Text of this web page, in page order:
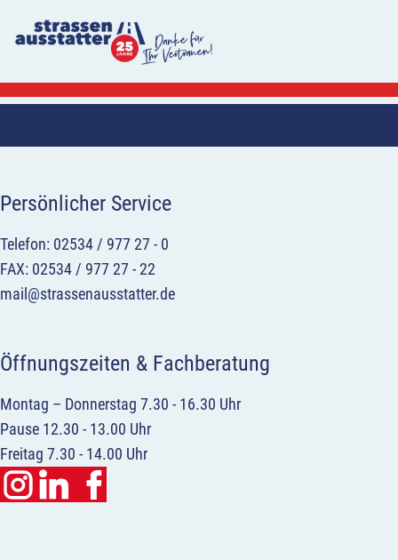
Persönlicher Service
Telefon: 02534 / 977 27 - 0
FAX: 02534 / 977 27 - 22
mail@strassenausstatter.de
Öffnungszeiten & Fachberatung
Montag – Donnerstag 7.30 - 16.30 Uhr
Pause 12.30 - 13.00 Uhr
Freitag 7.30 - 14.00 Uhr